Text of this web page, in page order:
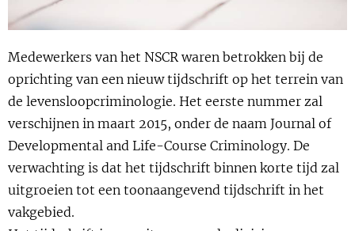
Podcast
Medewerkers van het NSCR waren betrokken bij de
oprichting van een nieuw tijdschrift op het terrein van
de levensloopcriminologie. Het eerste nummer zal
verschijnen in maart 2015, onder de naam Journal of
Developmental and Life-Course Criminology. De
verwachting is dat het tijdschrift binnen korte tijd zal
uitgroeien tot een toonaangevend tijdschrift in het
vakgebied.